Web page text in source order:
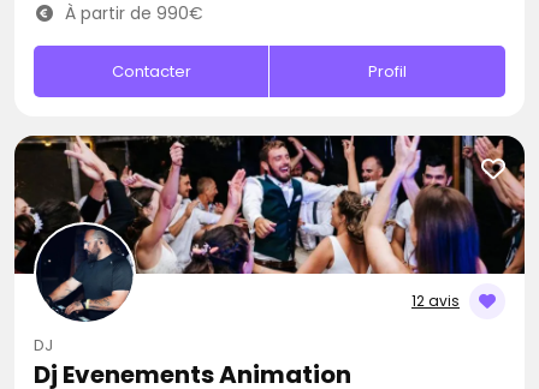
À partir de 990€
Contacter Profil
12 avis
DJ
Dj Evenements Animation